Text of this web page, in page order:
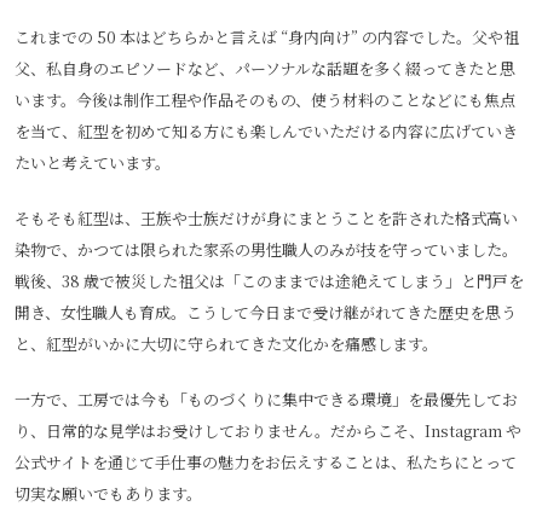
これまでの 50 本はどちらかと言えば “身内向け” の内容でした。父や祖
父、私自身のエピソードなど、パーソナルな話題を多く綴ってきたと思
います。今後は制作工程や作品そのもの、使う材料のことなどにも焦点
を当て、紅型を初めて知る方にも楽しんでいただける内容に広げていき
たいと考えています。
そもそも紅型は、王族や士族だけが身にまとうことを許された格式高い
染物で、かつては限られた家系の男性職人のみが技を守っていました。
戦後、38 歳で被災した祖父は「このままでは途絶えてしまう」と門戸を
開き、女性職人も育成。こうして今日まで受け継がれてきた歴史を思う
と、紅型がいかに大切に守られてきた文化かを痛感します。
一方で、工房では今も「ものづくりに集中できる環境」を最優先してお
り、日常的な見学はお受けしておりません。だからこそ、Instagram や
公式サイトを通じて手仕事の魅力をお伝えすることは、私たちにとって
切実な願いでもあります。